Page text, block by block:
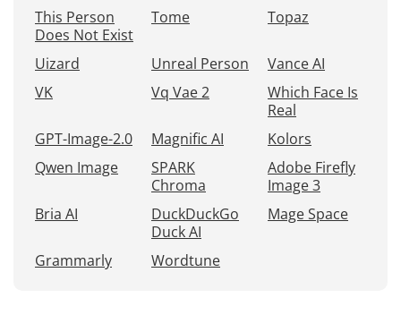
This Person
Does Not Exist
Tome Topaz
Uizard Unreal Person
Vance AI
VK
Vq Vae 2
Which Face Is
Real
GPT-Image-2.0
Magnific AI
Kolors
Qwen Image
SPARK
Chroma
Adobe Firefly
Image 3
Bria AI
DuckDuckGo
Duck AI
Mage Space
Grammarly Wordtune